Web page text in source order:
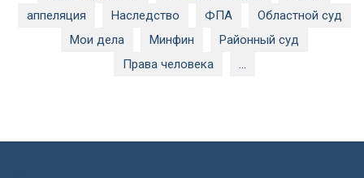
аппеляция
Наследство ФПА
Областной суд
Мои дела
Минфин
Районный суд
Права человека
...